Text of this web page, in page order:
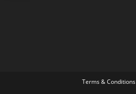
Terms & Conditions